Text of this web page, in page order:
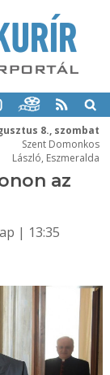
8., szombat
Szent Domonkos
László, Eszmeralda
az
| 13:35